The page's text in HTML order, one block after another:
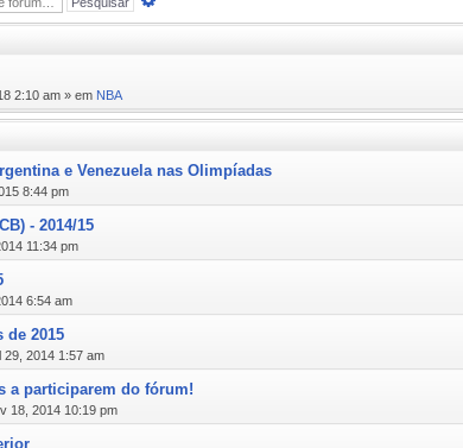
2:10 am » em NBA
e Venezuela nas Olimpíadas
8:44 pm
- 2014/15
11:34 pm
6:54 am
de 2015
29, 2014 1:57 am
a participarem do fórum!
18, 2014 10:19 pm